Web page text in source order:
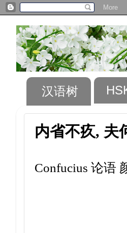
汉语树
内省不疚, 夫
Confucius 论语